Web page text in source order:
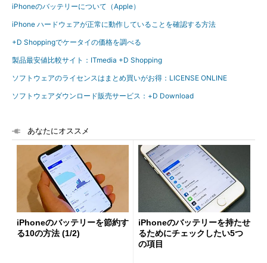
iPhoneのバッテリーについて（Apple）
iPhone ハードウェアが正常に動作していることを確認する方法
+D Shoppingでケータイの価格を調べる
製品最安値比較サイト：ITmedia +D Shopping
ソフトウェアのライセンスはまとめ買いがお得：LICENSE ONLINE
ソフトウェアダウンロード販売サービス：+D Download
あなたにオススメ
iPhoneのバッテリーを節約す
る10の方法 (1/2)
iPhoneのバッテリーを持たせ
るためにチェックしたい5つ
の項目